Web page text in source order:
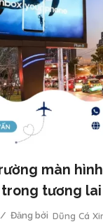
màn
tương lai
/ Đăng bởi Dũng Cá